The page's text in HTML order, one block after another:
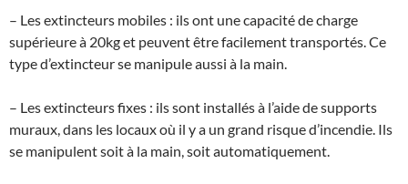
– Les extincteurs mobiles : ils ont une capacité de charge
supérieure à 20kg et peuvent être facilement transportés. Ce
type d’extincteur se manipule aussi à la main.
– Les extincteurs fixes : ils sont installés à l’aide de supports
muraux, dans les locaux où il y a un grand risque d’incendie. Ils
se manipulent soit à la main, soit automatiquement.